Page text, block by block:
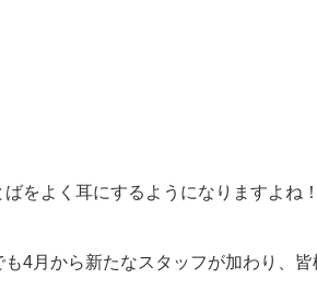
ばをよく耳にするようになりますよね！
も4月から新たなスタッフが加わり、